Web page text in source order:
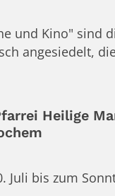
und Kino" sind
angesiedelt,
Heilige
Juli bis zum